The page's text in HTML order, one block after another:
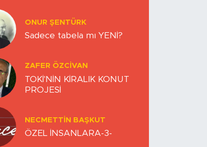
ONUR ŞENTÜRK
Sadece tabela mı YENİ?
ZAFER ÖZCIVAN
TOKİ'NİN KİRALIK KONUT
PROJESİ
NECMETTIN BAŞKUT
ÖZEL İNSANLARA-3-